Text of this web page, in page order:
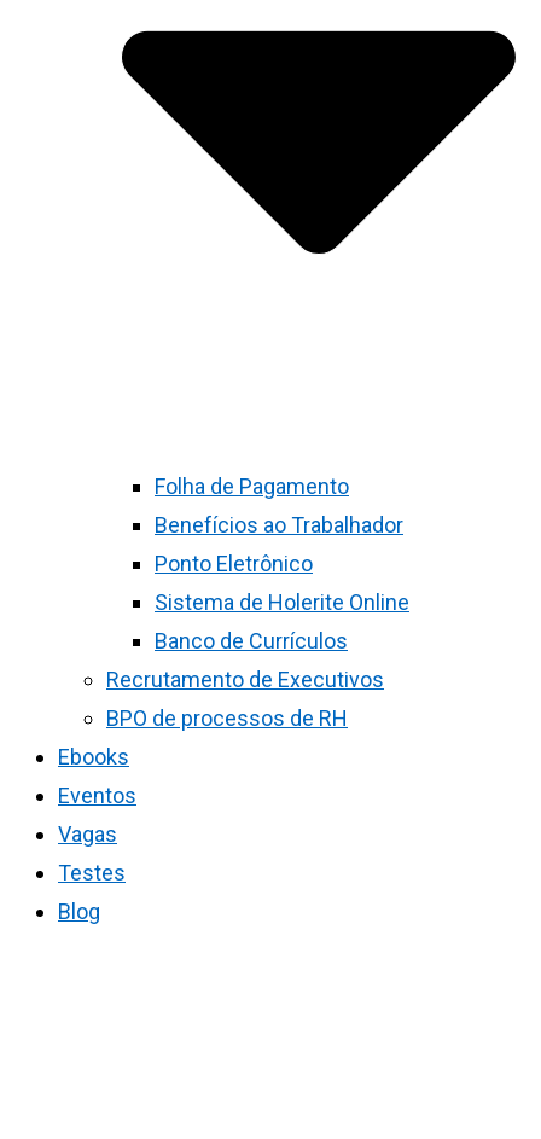
Folha de Pagamento
Benefícios ao Trabalhador
Ponto Eletrônico
Sistema de Holerite Online
Banco de Currículos
Recrutamento de Executivos
BPO de processos de RH
Ebooks
Eventos
Vagas
Testes
Blog